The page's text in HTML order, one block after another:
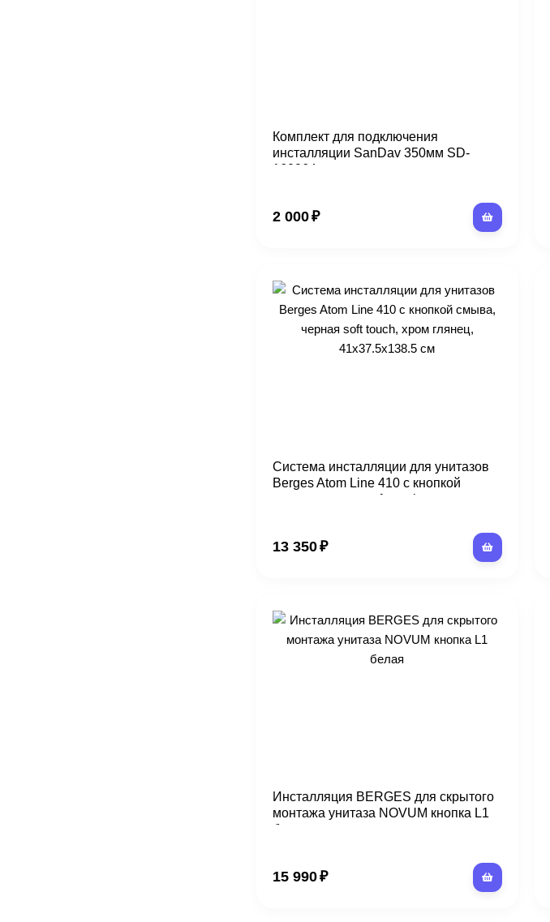
Комплект для подключения
инсталляции SanDav 350мм SD-
160064
2 000₽
Система инсталляции для унитазов
Berges Atom Line 410 с кнопкой
смыва, черная soft touch, хром
13 350₽
Инсталляция BERGES для скрытого
монтажа унитаза NOVUM кнопка L1
белая
15 990₽